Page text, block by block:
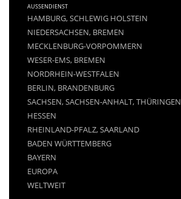
AUSSENDIENST
HAMBURG, SCHLEWIG HOLSTEIN
NIEDERSACHSEN, BREMEN
MECKLENBURG-VORPOMMERN
WESER-EMS, BREMEN
NORDRHEIN-WESTFALEN
BERLIN, BRANDENBURG
SACHSEN, SACHSEN-ANHALT, THÜRINGEN
HESSEN
RHEINLAND-PFALZ, SAARLAND
BADEN WÜRTTEMBERG
BAYERN
EUROPA
WELTWEIT